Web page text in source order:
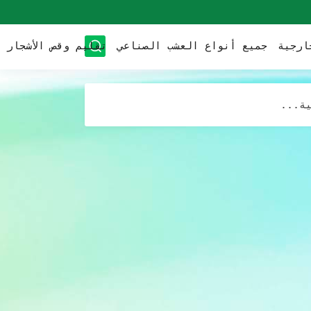
جميع أنواع العشب الصناعي تقليم وقص الأشجار